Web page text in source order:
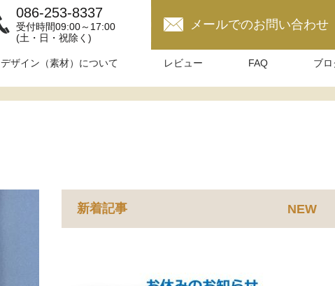
086-253-8337
受付時間09:00～17:00
(土・日・祝除く)
メールでのお問い合わせ
デザイン（素材）について レビュー FAQ ブロ
新着記事 NEW